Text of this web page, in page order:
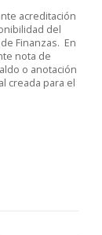
acreditación
del
Finanzas. En
nota de
o anotación
creada para el